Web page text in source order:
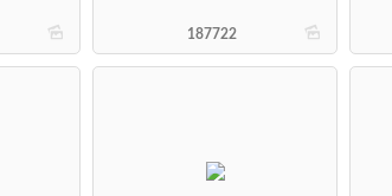
b b
187722